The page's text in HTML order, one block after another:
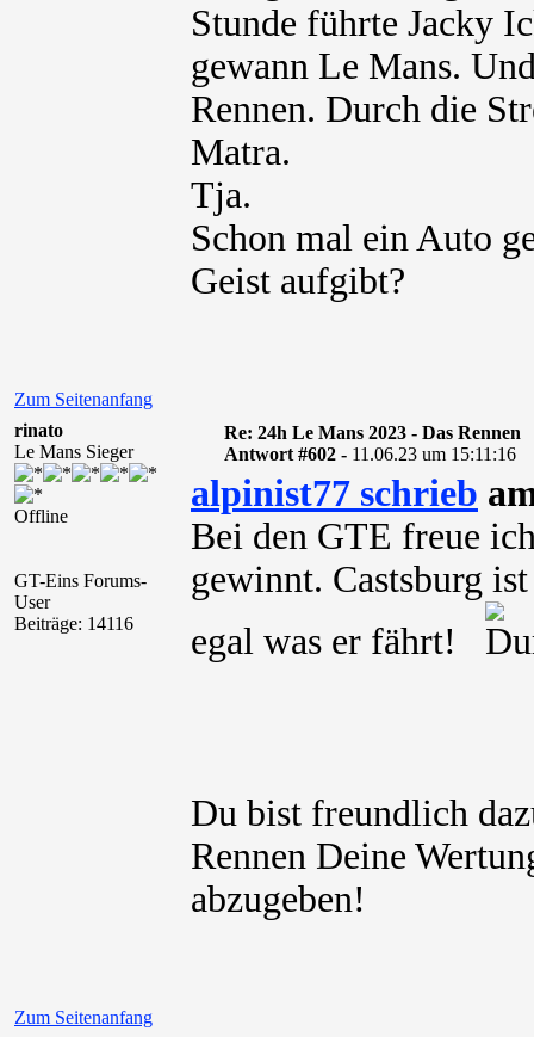
Stunde führte Jacky
gewann Le Mans.
Rennen. Durch die
Matra.
Tja.
Schon mal ein Auto
Geist aufgibt?
Zum Seitenanfang
rinato
Le Mans Sieger
Offline
GT-Eins Forums-
User
Beiträge: 14116
Re: 24h Le Mans 2023 - Das Rennen
Antwort #602 - 11.06.23 um 15:11:16
alpinist77 schrieb
Bei den GTE freue
gewinnt. Castsburg
egal was er fährt!
Du bist freundlich
Rennen Deine
abzugeben!
Zum Seitenanfang